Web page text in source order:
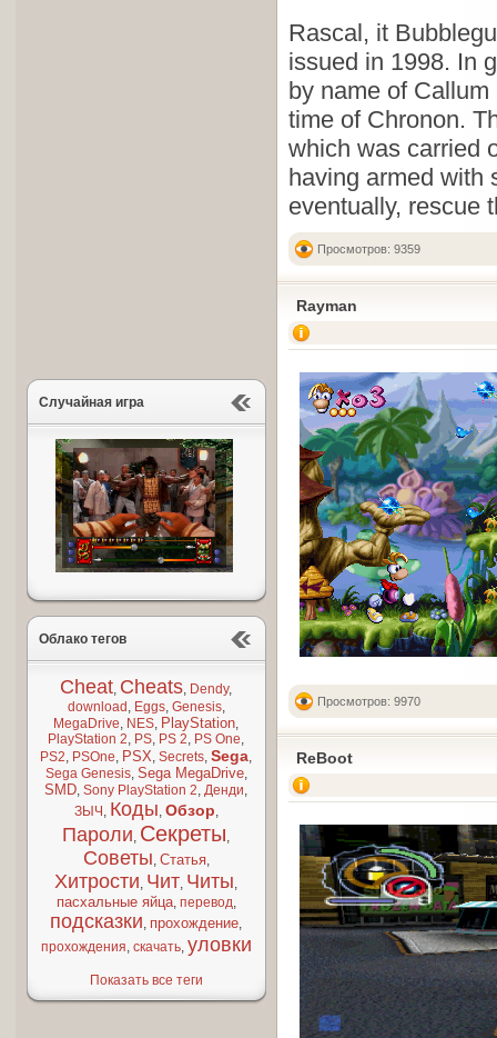
Случайная игра
Облако тегов
Cheat, Cheats, Dendy,
download , Eggs, Genesis,
MegaDrive, NES, PlayStation,
PlayStation 2, PS, PS 2, PS One,
PS2, PSOne, PSX,Secrets,Sega,
Sega Genesis, Sega MegaDrive,
SMD,Sony PlayStation 2,Денди,
ЗЫЧ , Коды, Обзор,
Пароли, Секреты,
Советы, Статья,
Хитрости, Чит, Читы,
пасхальные яйца, перевод,
подсказки, прохождение,
прохождения, скачать, уловки
Показать все теги
Rascal, it
issued in 1998. In
by name of
time of Chronon.
which was carried
having armed with
eventually, rescue
Просмотров: 9359
Rayman
Просмотров: 9970
ReBoot